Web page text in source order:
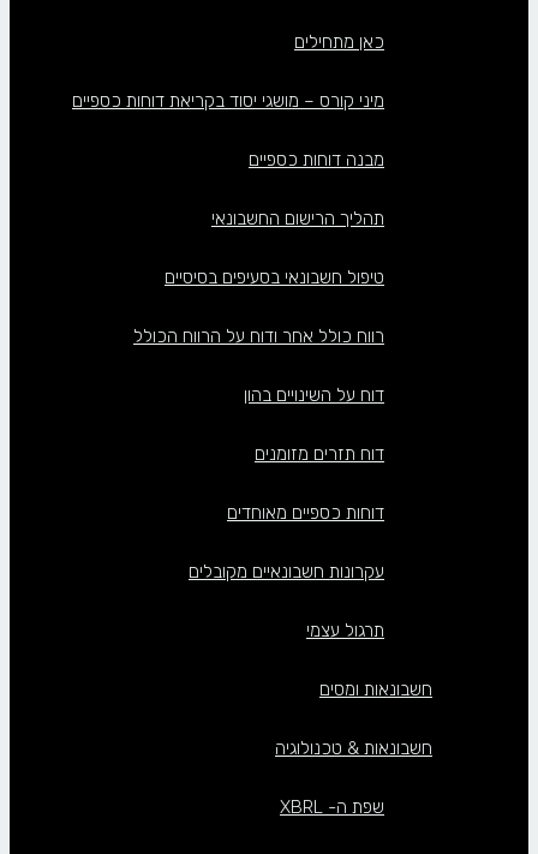
כאן מתחילים
מיני קורס – מושגי יסוד בקריאת דוחות כספיים
מבנה דוחות כספיים
תהליך הרישום החשבונאי
טיפול חשבונאי בסעיפים בסיסיים
רווח כולל אחר ודוח על הרווח הכולל
דוח על השינויים בהון
דוח תזרים מזומנים
דוחות כספיים מאוחדים
עקרונות חשבונאיים מקובלים
תרגול עצמי
חשבונאות ומסים
חשבונאות & טכנולוגיה
שפת ה- XBRL